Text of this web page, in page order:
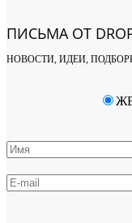
ПИСЬМА ОТ
НОВОСТИ, ИДЕИ,